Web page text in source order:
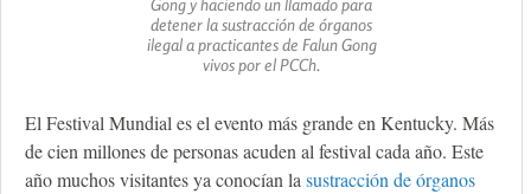
Gong y haciendo un llamado para
detener la sustracción de órganos
ilegal a practicantes de Falun Gong
vivos por el PCCh.
El Festival Mundial es el evento más grande en Kentucky. Más
de cien millones de personas acuden al festival cada año. Este
año muchos visitantes ya conocían lasustracción de órganos